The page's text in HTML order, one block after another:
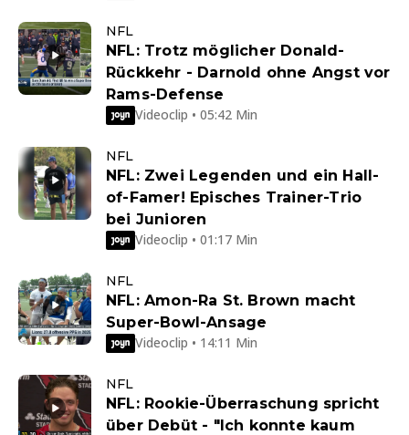
NFL
NFL: Trotz möglicher Donald-
Rückkehr - Darnold ohne Angst vor
Rams-Defense
Videoclip • 05:42 Min
NFL
NFL: Zwei Legenden und ein Hall-
of-Famer! Episches Trainer-Trio
bei Junioren
Videoclip • 01:17 Min
NFL
NFL: Amon-Ra St. Brown macht
Super-Bowl-Ansage
Videoclip • 14:11 Min
NFL
NFL: Rookie-Überraschung spricht
über Debüt - "Ich konnte kaum